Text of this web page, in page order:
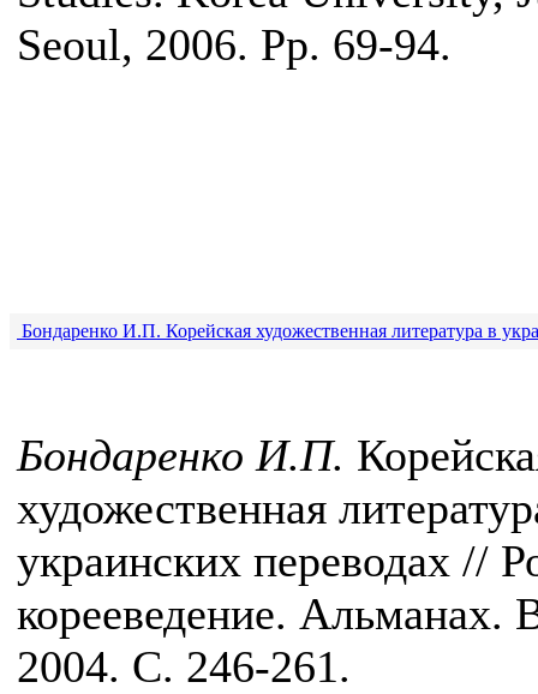
Seoul, 2006. Pp. 69-94.
Бондаренко И.П. Корейская художественная литература в
Бондаренко И.П.
художественная
украинских переводах //
корееведение.
2004. С. 246-261.